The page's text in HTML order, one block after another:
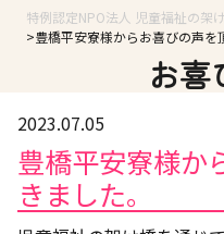
特例認定NPO法人 児童福祉の架
豊橋平安寮様からお喜びの声を
お喜
2023.07.05
豊橋平安寮様か
きました。